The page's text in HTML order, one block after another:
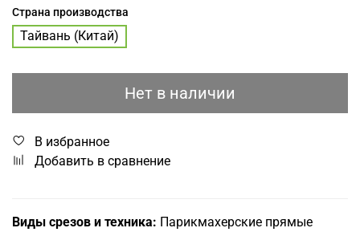
Страна производства
Тайвань (Китай)
Нет в наличии
В избранное
Добавить в сравнение
Виды срезов и техника: Парикмахерские прямые